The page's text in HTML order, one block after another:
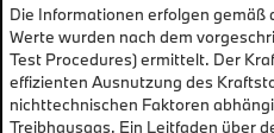
Die Informationen erfolgen
Werte wurden nach dem
Test Procedures) ermittelt. Der
effizienten Ausnutzung des
nichttechnischen Faktoren
Treibhausgas. Ein Leitfaden über